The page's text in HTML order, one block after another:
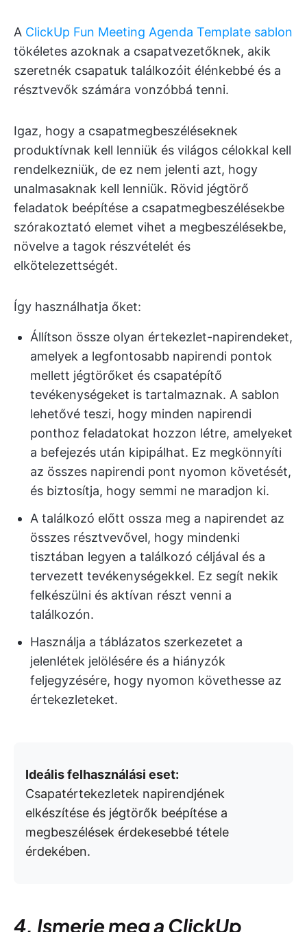
A ClickUp Fun Meeting Agenda Template sablon
tökéletes azoknak a csapatvezetőknek, akik
szeretnék csapatuk találkozóit élénkebbé és a
résztvevők számára vonzóbbá tenni.
Igaz, hogy a csapatmegbeszéléseknek
produktívnak kell lenniük és világos célokkal kell
rendelkezniük, de ez nem jelenti azt, hogy
unalmasaknak kell lenniük. Rövid jégtörő
feladatok beépítése a csapatmegbeszélésekbe
szórakoztató elemet vihet a megbeszélésekbe,
növelve a tagok részvételét és
elkötelezettségét.
Így használhatja őket:
Állítson össze olyan értekezlet-napirendeket,
amelyek a legfontosabb napirendi pontok
mellett jégtörőket és csapatépítő
tevékenységeket is tartalmaznak. A sablon
lehetővé teszi, hogy minden napirendi
ponthoz feladatokat hozzon létre, amelyeket
a befejezés után kipipálhat. Ez megkönnyíti
az összes napirendi pont nyomon követését,
és biztosítja, hogy semmi ne maradjon ki.
A találkozó előtt ossza meg a napirendet az
összes résztvevővel, hogy mindenki
tisztában legyen a találkozó céljával és a
tervezett tevékenységekkel. Ez segít nekik
felkészülni és aktívan részt venni a
találkozón.
Használja a táblázatos szerkezetet a
jelenlétek jelölésére és a hiányzók
feljegyzésére, hogy nyomon követhesse az
értekezleteket.
Ideális felhasználási eset:
Csapatértekezletek napirendjének
elkészítése és jégtörők beépítése a
megbeszélések érdekesebbé tétele
érdekében.
4. Ismerje meg a ClickUp